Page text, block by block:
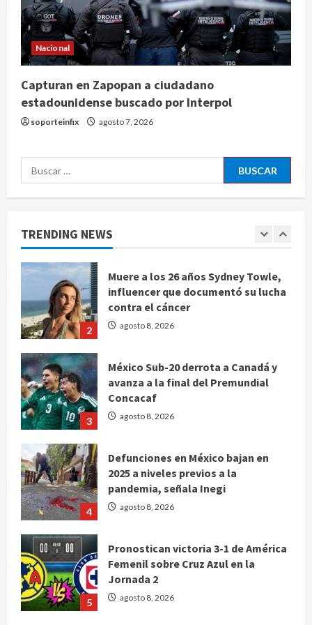
Nacional
Capturan en Zapopan a ciudadano
estadounidense buscado por Interpol
soporteinfix agosto 7, 2026
Buscar:
TRENDING NEWS
4
Defunciones en México bajan en
2025 a niveles previos a la
pandemia, señala Inegi
agosto 8, 2026
Pronostican victoria 3-1 de América
Femenil sobre Cruz Azul en la
Jornada 2
1
2
Muere a los 26 años Sydney Towle,
influencer que documentó su lucha
contra el cáncer
agosto 8, 2026
3
México Sub-20 derrota a Canadá y
avanza a la final del Premundial
Concacaf
agosto 8, 2026
4
Defunciones en México bajan en
2025 a niveles previos a la
pandemia, señala Inegi
agosto 8, 2026
5
Pronostican victoria 3-1 de América
Femenil sobre Cruz Azul en la
Jornada 2
agosto 8, 2026